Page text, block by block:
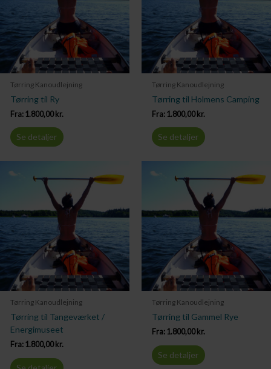
Tørring Kanoudlejning
Tørring til Ry
Fra: 1.800,00 kr.
Se detaljer
Tørring Kanoudlejning
Tørring til Holmens Camping
Fra: 1.800,00 kr.
Se detaljer
Tørring Kanoudlejning
Tørring til Tangeværket /
Energimuseet
Fra: 1.800,00 kr.
Tørring Kanoudlejning
Tørring til Gammel Rye
Fra: 1.800,00 kr.
Se detaljer